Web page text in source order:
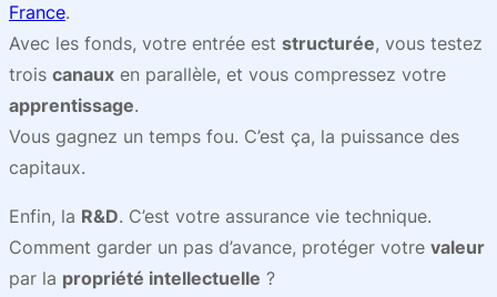
France.
Avec les fonds, votre entrée est structurée, vous testez
trois canaux en parallèle, et vous compressez votre
apprentissage.
Vous gagnez un temps fou. C’est ça, la puissance des
capitaux.
Enfin, la R&D. C’est votre assurance vie technique.
Comment garder un pas d’avance, protéger votre valeur
par la propriété intellectuelle ?